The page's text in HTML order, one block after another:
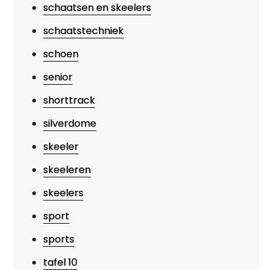
schaatsen en skeelers
schaatstechniek
schoen
senior
shorttrack
silverdome
skeeler
skeeleren
skeelers
sport
sports
tafel 10